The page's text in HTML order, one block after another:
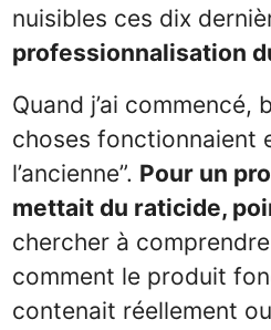
nuisibles ces dix
professionnalisation
Quand j’ai commencé,
choses fonctionnaient
l’ancienne”. Pour un
mettait du raticide,
chercher à
comment le produit
contenait réellement